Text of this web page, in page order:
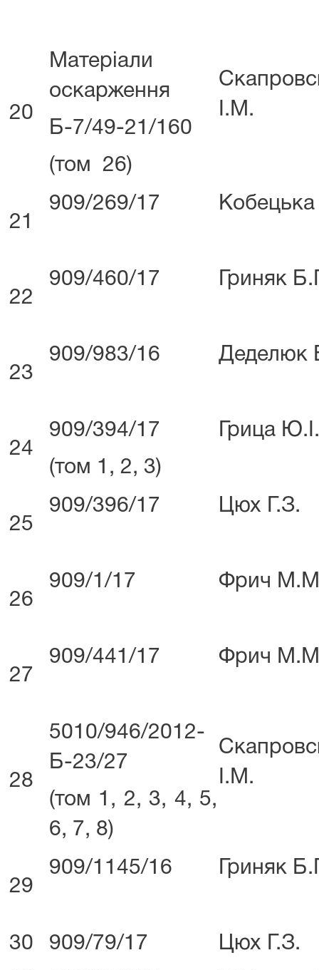
20
Матеріали
оскарження
Б-7/49-21/160
(том 26)
І.М.
21
909/269/17
22
909/460/17 Гриняк
23
909/983/16 Деделюк
24
909/394/17
(том 1, 2, 3)
Грица Ю.І.
25
909/396/17 Цюх Г.З.
26
909/1/17 Фрич
27
909/441/17 Фрич
28
5010/946/2012-
Б-23/27
(том 1, 2, 3, 4, 5,
6, 7, 8)
І.М.
29
909/1145/16 Гриняк
30 909/79/17
Цюх Г.З.